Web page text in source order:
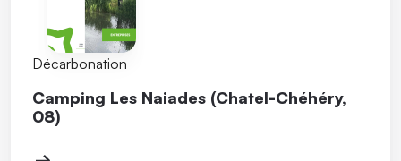
Décarbonation
Camping Les Naiades (Chatel-Chéhéry,
08)